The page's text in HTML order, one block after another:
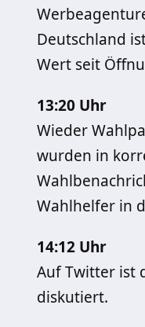
Deutschland
Wert seit
13:20 Uhr
Wieder
wurden in
Wahlhelfer in
14:12 Uhr
Auf Twitter ist
diskutiert.